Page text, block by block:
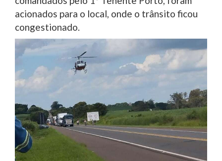
acionados para o local, onde o trânsito ficou
congestionado.